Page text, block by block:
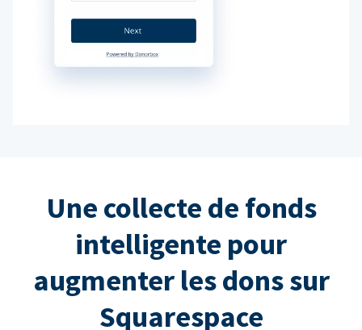
Une collecte de fonds
intelligente pour
augmenter les dons sur
Squarespace